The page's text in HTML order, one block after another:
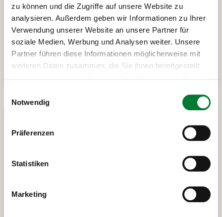
zu können und die Zugriffe auf unsere Website zu
analysieren. Außerdem geben wir Informationen zu Ihrer
Verwendung unserer Website an unsere Partner für
soziale Medien, Werbung und Analysen weiter. Unsere
Partner führen diese Informationen möglicherweise mit
weiteren Daten zusammen, die Sie ihnen bereitgestellt
Notwendig
Präferenzen
Statistiken
Marketing
Kurzurlaub nach Prag
Silvester günstig in Prag feiern
auf
Anfrage Alle Infos